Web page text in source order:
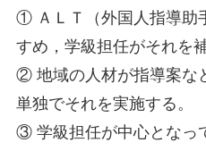
① ＡＬＴ（外国人指導助
すめ，学級担任がそれを
② 地域の人材が指導案な
単独でそれを実施する。
③ 学級担任が中心となっ